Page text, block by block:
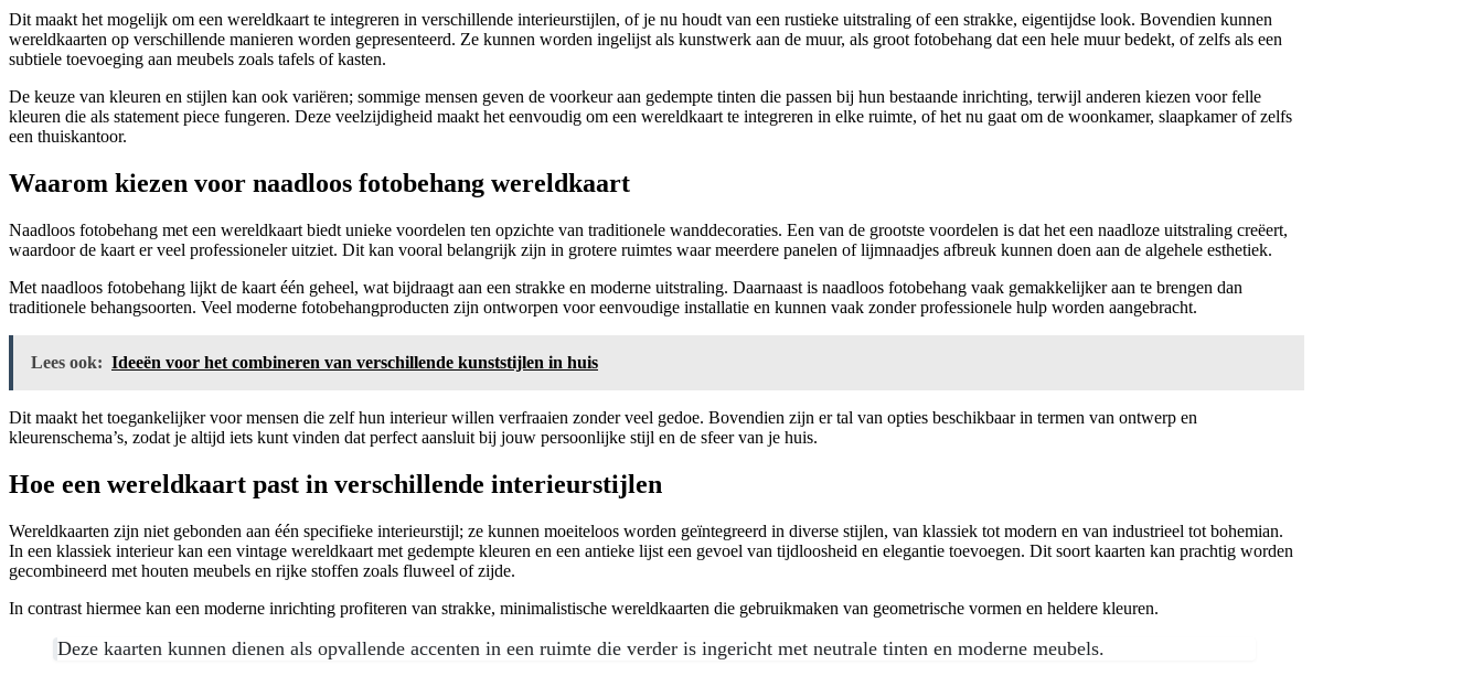
Dit maakt het mogelijk om een wereldkaart te integreren in verschillende interieurstijlen, of je nu houdt van een rustieke uitstraling of een strakke, eigentijdse look. Bovendien kunnen
wereldkaarten op verschillende manieren worden gepresenteerd. Ze kunnen worden ingelijst als kunstwerk aan de muur, als groot fotobehang dat een hele muur bedekt, of zelfs als een
subtiele toevoeging aan meubels zoals tafels of kasten.
De keuze van kleuren en stijlen kan ook variëren; sommige mensen geven de voorkeur aan gedempte tinten die passen bij hun bestaande inrichting, terwijl anderen kiezen voor felle
kleuren die als statement piece fungeren. Deze veelzijdigheid maakt het eenvoudig om een wereldkaart te integreren in elke ruimte, of het nu gaat om de woonkamer, slaapkamer of zelfs
een thuiskantoor.
Waarom kiezen voor naadloos fotobehang wereldkaart
Naadloos fotobehang met een wereldkaart biedt unieke voordelen ten opzichte van traditionele wanddecoraties. Een van de grootste voordelen is dat het een naadloze uitstraling creëert,
waardoor de kaart er veel professioneler uitziet. Dit kan vooral belangrijk zijn in grotere ruimtes waar meerdere panelen of lijmnaadjes afbreuk kunnen doen aan de algehele esthetiek.
Met naadloos fotobehang lijkt de kaart één geheel, wat bijdraagt aan een strakke en moderne uitstraling. Daarnaast is naadloos fotobehang vaak gemakkelijker aan te brengen dan
traditionele behangsoorten. Veel moderne fotobehangproducten zijn ontworpen voor eenvoudige installatie en kunnen vaak zonder professionele hulp worden aangebracht.
Lees ook: Ideeën voor het combineren van verschillende kunststijlen in huis
Dit maakt het toegankelijker voor mensen die zelf hun interieur willen verfraaien zonder veel gedoe. Bovendien zijn er tal van opties beschikbaar in termen van ontwerp en
kleurenschema’s, zodat je altijd iets kunt vinden dat perfect aansluit bij jouw persoonlijke stijl en de sfeer van je huis.
Hoe een wereldkaart past in verschillende interieurstijlen
Wereldkaarten zijn niet gebonden aan één specifieke interieurstijl; ze kunnen moeiteloos worden geïntegreerd in diverse stijlen, van klassiek tot modern en van industrieel tot bohemian.
In een klassiek interieur kan een vintage wereldkaart met gedempte kleuren en een antieke lijst een gevoel van tijdloosheid en elegantie toevoegen. Dit soort kaarten kan prachtig worden
gecombineerd met houten meubels en rijke stoffen zoals fluweel of zijde.
In contrast hiermee kan een moderne inrichting profiteren van strakke, minimalistische wereldkaarten die gebruikmaken van geometrische vormen en heldere kleuren.
Deze kaarten kunnen dienen als opvallende accenten in een ruimte die verder is ingericht met neutrale tinten en moderne meubels.